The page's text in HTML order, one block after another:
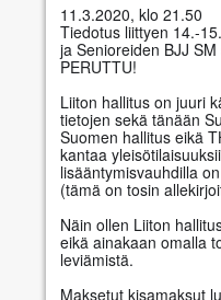
11.3.2020, klo 21.50
Tiedotus liittyen 14.-
ja Senioreiden BJJ
PERUTTU!
Liiton hallitus on juuri
tietojen sekä tänään
Suomen hallitus eikä
kantaa
lisääntymisvauhdilla
(tämä on tosin
Näin ollen Liiton
eikä ainakaan omalla
leviämistä.
Maksetut kisamaksut